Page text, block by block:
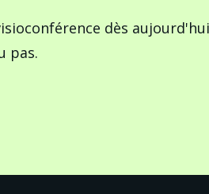
dès
pas.